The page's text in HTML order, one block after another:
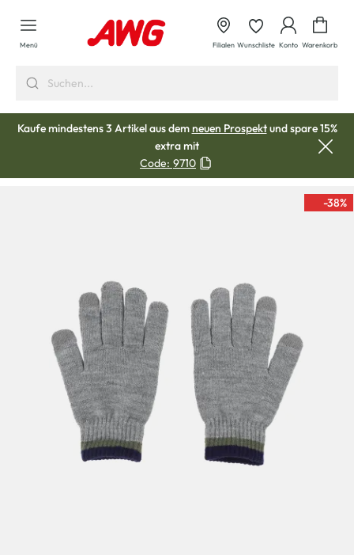
springen
Menü Filialen Wunschliste Konto Warenkorb
Kaufe mindestens 3 Artikel aus demneuen Prospektund spare 15%
extra mit
Code: 9710
-38%